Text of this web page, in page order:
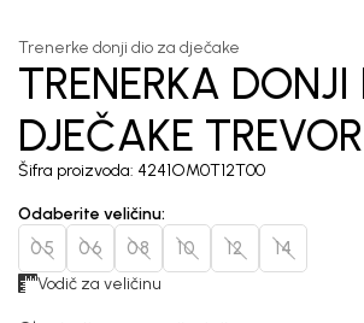
Trenerke donji dio za dječake
TRENERKA
DJEČAKE TREVOR
Šifra proizvoda: 4241OM0T12T00
Odaberite veličinu:
05 06 08 10 12 14
Vodič za veličinu